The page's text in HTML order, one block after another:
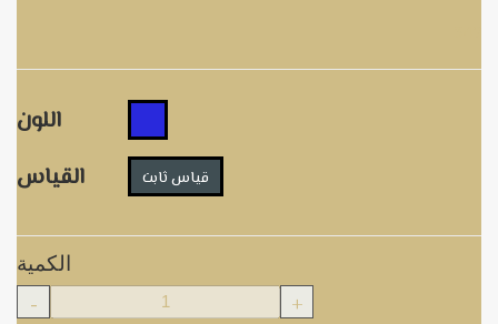
اللون
القياس
قياس ثابت
الكمية
- +